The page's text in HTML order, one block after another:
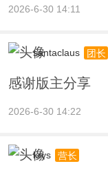
2026-6-30 14:11
santaclaus 团长
感谢版主分享
2026-6-30 14:22
krys 营长